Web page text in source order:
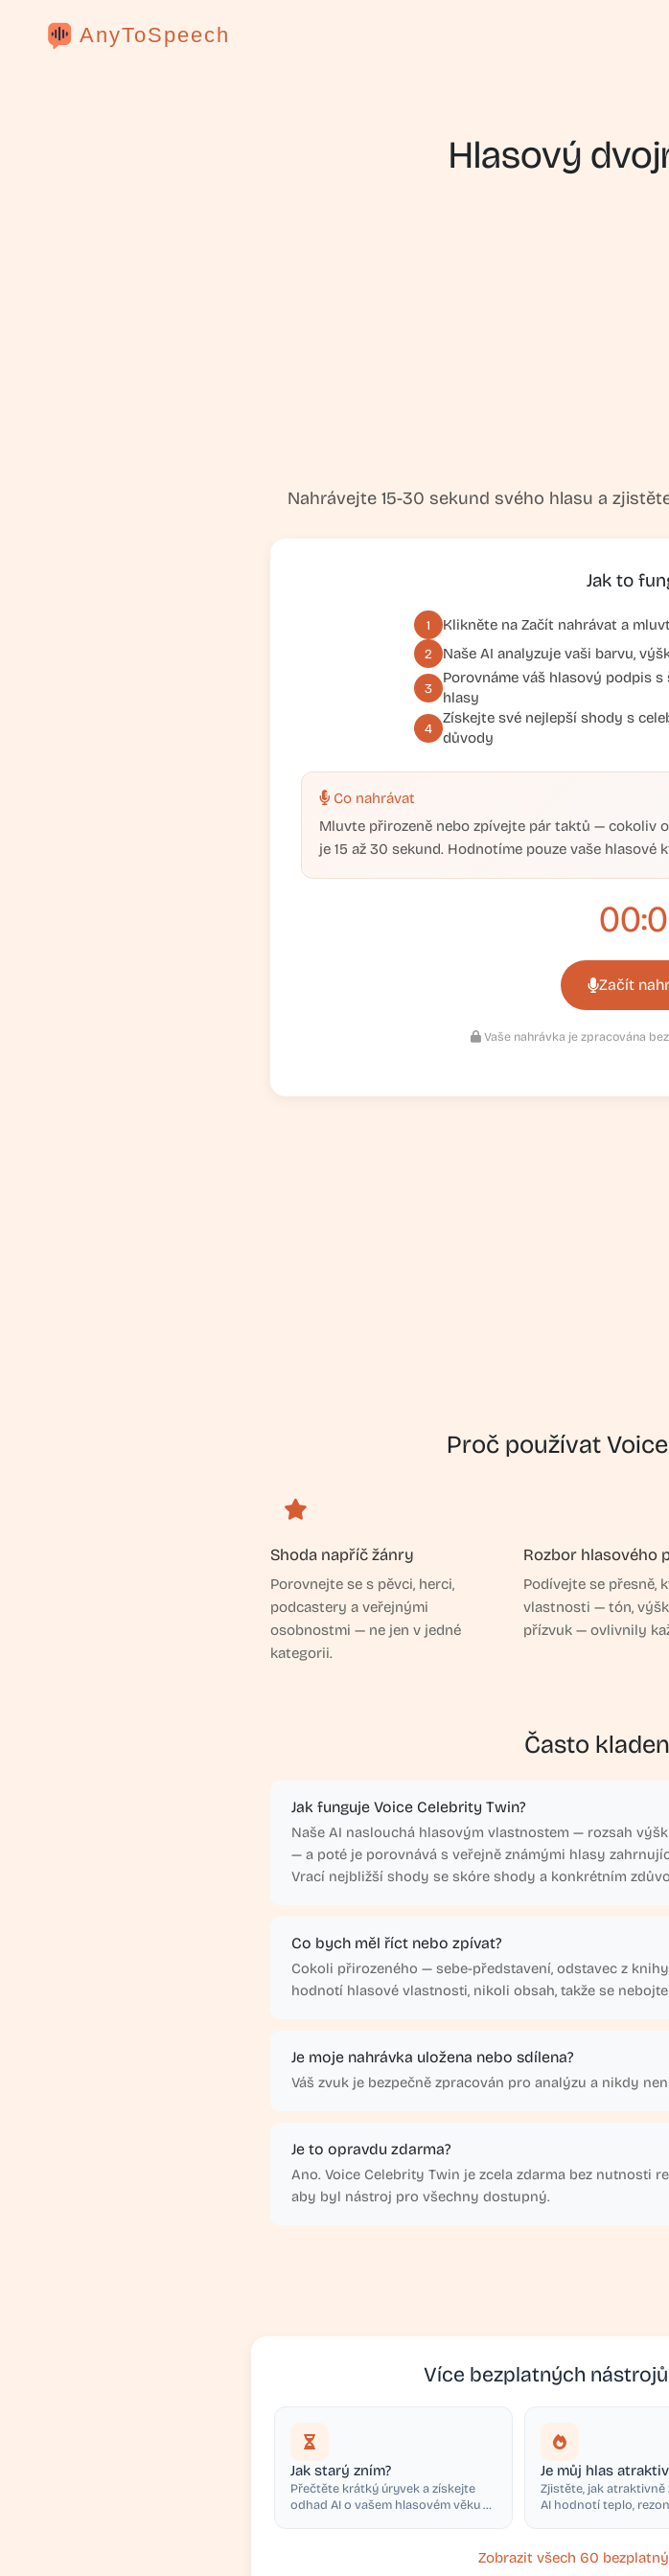
AnyToSpeech
Hlasový
Nahrávejte 15-30 sekund svého hlasu a
Jak to
1 Klikněte na Začít nahrávat a
2 Naše AI analyzuje vaši barvu,
3
Porovnáme váš hlasový podpis
hlasy
4
Získejte své nejlepší shody s
důvody
Co nahrávat
Mluvte přirozeně nebo zpívejte pár taktů — cokoliv
je 15 až 30 sekund. Hodnotíme pouze vaše hlasové
Začít
Vaše nahrávka je zpracována
Proč používat
Shoda napříč žánry
Porovnejte se s pěvci, herci,
podcastery a veřejnými
osobnostmi — ne jen v jedné
kategorii.
Rozbor hlasového
Podívejte se přesně,
vlastnosti — tón,
přízvuk — ovlivnily
Často
Jak funguje Voice Celebrity Twin?
Naše AI naslouchá hlasovým vlastnostem — rozsah
— a poté je porovnává s veřejně známými hlasy
Vrací nejbližší shody se skóre shody a konkrétním
Co bych měl říct nebo zpívat?
Cokoli přirozeného — sebe-představení, odstavec z
hodnotí hlasové vlastnosti, nikoli obsah, takže se
Je moje nahrávka uložena nebo sdílena?
Váš zvuk je bezpečně zpracován pro analýzu a nikdy
Je to opravdu zdarma?
Ano. Voice Celebrity Twin je zcela zdarma bez nutnosti
aby byl nástroj pro všechny dostupný.
Více bezplatných
Jak starý zním?
Přečtěte krátký úryvek a získejte
odhad AI o vašem hlasovém věku s
Je můj hlas
Zjistěte, jak atraktivně
AI hodnotí teplo,
Zobrazit všech 60